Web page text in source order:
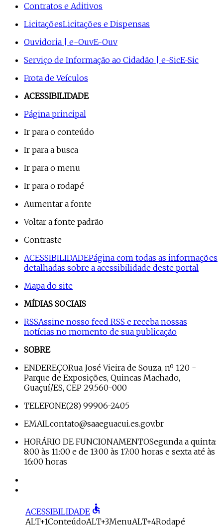
Contratos e Aditivos
LicitaçõesLicitações e Dispensas
Ouvidoria | e-OuvE-Ouv
Serviço de Informação ao Cidadão | e-SicE-Sic
Frota de Veículos
ACESSIBILIDADE
Página principal
Ir para o conteúdo
Ir para a busca
Ir para o menu
Ir para o rodapé
Aumentar a fonte
Voltar a fonte padrão
Contraste
ACESSIBILIDADEPágina com todas as informações
detalhadas sobre a acessibilidade deste portal
Mapa do site
MÍDIAS SOCIAIS
RSSAssine nosso feed RSS e receba nossas
notícias no momento de sua publicação
SOBRE
ENDEREÇORua José Vieira de Souza, nº 120 -
Parque de Exposições, Quincas Machado,
Guaçuí/ES, CEP 29.560-000
TELEFONE(28) 99906-2405
EMAILcontato@saaeguacui.es.gov.br
HORÁRIO DE FUNCIONAMENTOSegunda a quinta:
8:00 às 11:00 e de 13:00 às 17:00 horas e sexta até às
16:00 horas
ACESSIBILIDADE accessible
ALT+1ConteúdoALT+3MenuALT+4Rodapé